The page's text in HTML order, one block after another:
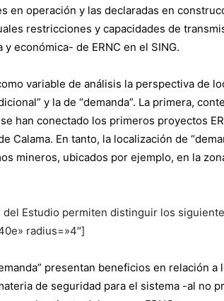
en operación y las declaradas en
restricciones y capacidades de
económica- de ERNC en el SING.
variable de análisis la perspectiva de
y la de “demanda”. La primera,
han conectado los primeros proyectos
Calama. En tanto, la localización de
mineros, ubicados por ejemplo, en la
Estudio permiten distinguir los
radius=»4″]
presentan beneficios en relación a
de seguridad para el sistema -al no